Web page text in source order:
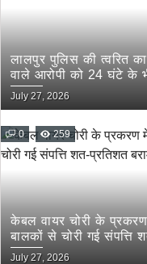
लालपुर पुलिस की त्वरित
वाले आरोपी को 24 घंटे के
July 27, 2026
0 259
केबल वायर चोरी के प्रकरण
बालकों से चोरी गई संपत्ति
July 27, 2026